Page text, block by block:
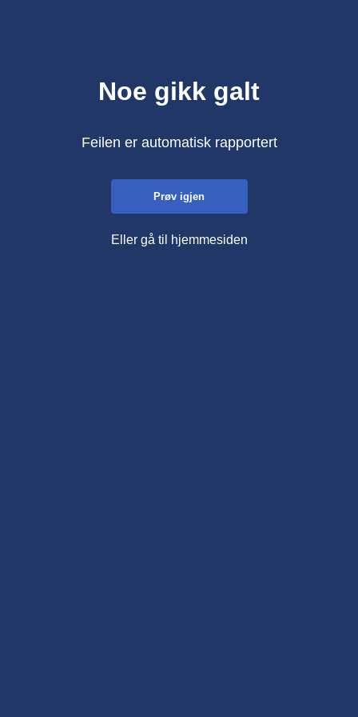
Noe gikk galt
Feilen er automatisk rapportert
Prøv igjen
Eller gå til hjemmesiden